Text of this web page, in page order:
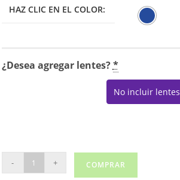
HAZ CLIC EN EL COLOR:
¿Desea agregar lentes?*
No incluir lentes
BERLIN
- + COMPRAR